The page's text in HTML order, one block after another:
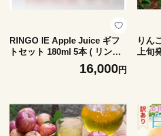
RINGO IE Apple Juice ギフ
トセット 180ml 5本 ( リンゴ
イエ りんご ジュース 山形県
産 果汁 100% 無添加 ストレ
ジュース アップル 数量限定 )
飲み比べ りんごジュース リ
ンゴジュース ギフト
16,000円
りん
上旬
朝日
ーツ